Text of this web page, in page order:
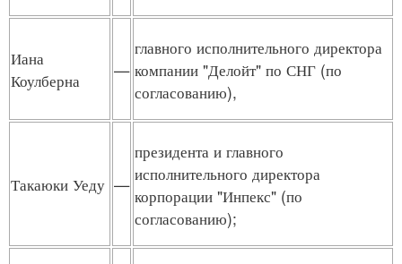
Иана
Коулберна
—
главного исполнительного директора
компании "Делойт" по СНГ (по
согласованию),
Такаюки Уеду —
президента и главного
исполнительного директора
корпорации "Инпекс" (по
согласованию);